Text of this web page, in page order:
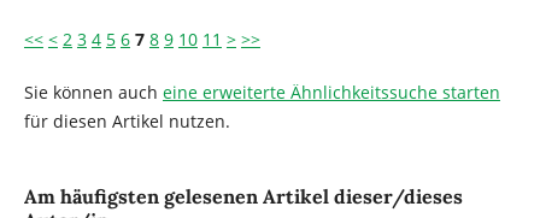
<< < 2 3 4 5 6 7 8 9 10 11 > >>
Sie können auch eine erweiterte Ähnlichkeitssuche starten
für diesen Artikel nutzen.
Am häufigsten gelesenen Artikel dieser/dieses